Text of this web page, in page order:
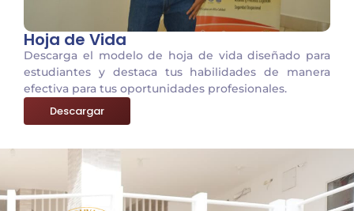
Hoja de Vida
Descarga el modelo de hoja de vida diseñado para
estudiantes y destaca tus habilidades de manera
efectiva para tus oportunidades profesionales.
Descargar